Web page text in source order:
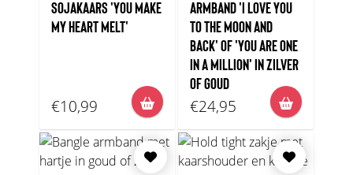
SOJAKAARS 'YOU MAKE
MY HEART MELT'
€10,99
ARMBAND 'I LOVE YOU
TO THE MOON AND
BACK' OF 'YOU ARE ONE
IN A MILLION' IN ZILVER
OF GOUD
€24,95